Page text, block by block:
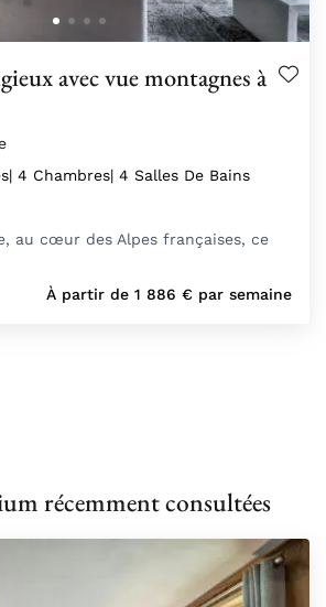
avec vue montagnes à
| 4 Chambres| 4 Salles De Bains
au cœur des Alpes françaises, ce
À partir de 1 886 € par semaine
récemment consultées